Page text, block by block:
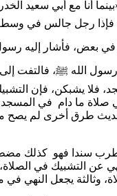
أنا مع أبي سعيد
فإذا رجل جالس في وسط
بعض، فأشار إليه
الله ﷺ، فالتفت إلى
فلا يشبكن، فإن
صلاة ما دام في
طرق أخرى لم يصح
سندا فهو كذلك
عن التشبيك في الصلاة،
وثالثة يجعل النهي في